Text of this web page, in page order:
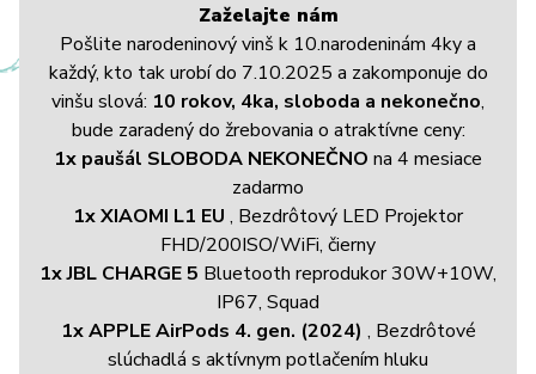
Zaželajte nám
Pošlite narodeninový vinš k 10.narodeninám 4ky a
každý, kto tak urobí do 7.10.2025 a zakomponuje do
vinšu slová: 10 rokov, 4ka, sloboda a nekonečno,
bude zaradený do žrebovania o atraktívne ceny:
1x paušál SLOBODA NEKONEČNO na 4 mesiace
zadarmo
1x XIAOMI L1 EU , Bezdrôtový LED Projektor
FHD/200ISO/WiFi, čierny
1x JBL CHARGE 5 Bluetooth reprodukor 30W+10W,
IP67, Squad
1x APPLE AirPods 4. gen. (2024) , Bezdrôtové
slúchadlá s aktívnym potlačením hluku